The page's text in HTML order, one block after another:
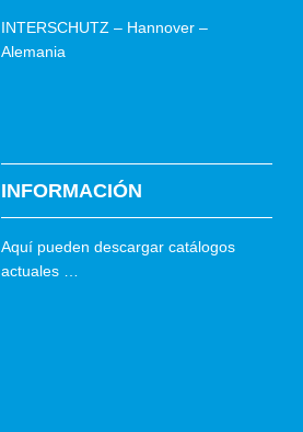
INTERSCHUTZ – Hannover –
Alemania
INFORMACIÓN
Aquí pueden descargar catálogos
actuales …